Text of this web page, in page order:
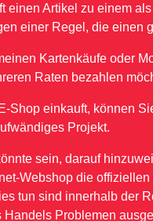
einen Artikel zu einem
einer Regel, die einen
Kartenkäufe oder
Raten bezahlen
Shop einkauft, können
Projekt.
sein, darauf
Webshop die
tun sind innerhalb der
Problemen